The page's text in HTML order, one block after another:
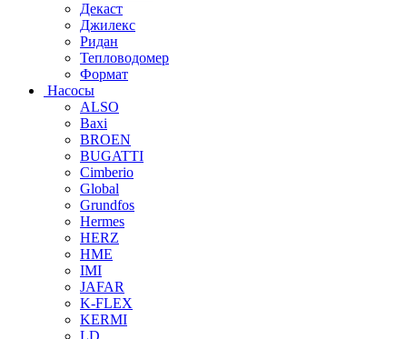
Декаст
Джилекс
Ридан
Тепловодомер
Формат
Насосы
ALSO
Baxi
BROEN
BUGATTI
Cimberio
Global
Grundfos
Hermes
HERZ
HME
IMI
JAFAR
K-FLEX
KERMI
LD